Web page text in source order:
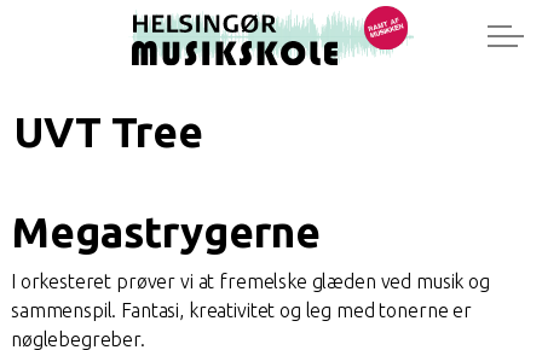
UVT Tree
Megastrygerne
I orkesteret prøver vi at fremelske glæden ved musik og
sammenspil. Fantasi, kreativitet og leg med tonerne er
nøglebegreber.